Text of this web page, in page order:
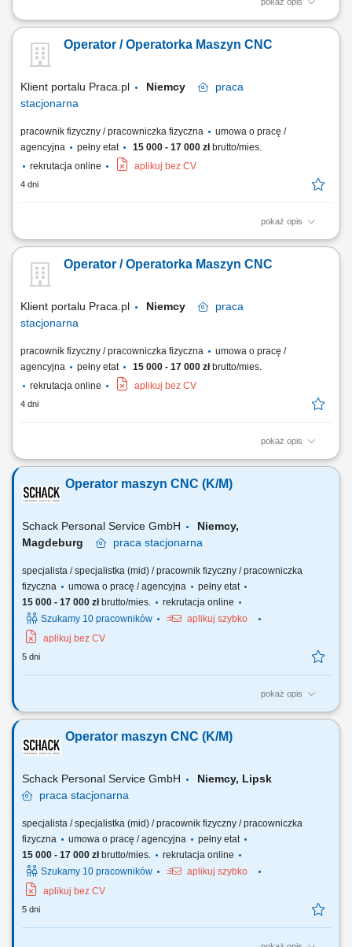
Samodzielna obsługa tokarek i frezarek CNC. Ustawianie parametrów
wykonywanych elementów zgodnie z rysunkiem technicznym.
Wprowadzanie bieżących korekt oraz wykonywanie podstawowej
Operator / Operatorka Maszyn CNC
Klient portalu Praca.pl Niemcy
praca
stacjonarna
pracownik fizyczny / pracowniczka fizyczna
umowa o pracę /
agencyjna
pełny etat 15 000 - 17 000 złbrutto/mies.
rekrutacja online
aplikuj bez CV
4 dni
pokaż opis
Samodzielna obsługa tokarek i frezarek CNC. Ustawianie parametrów
wykonywanych elementów zgodnie z rysunkiem technicznym.
Wprowadzanie bieżących korekt oraz wykonywanie podstawowej
Operator / Operatorka Maszyn CNC
Klient portalu Praca.pl Niemcy
praca
stacjonarna
pracownik fizyczny / pracowniczka fizyczna
umowa o pracę /
agencyjna
pełny etat 15 000 - 17 000 złbrutto/mies.
rekrutacja online
aplikuj bez CV
4 dni
pokaż opis
Samodzielna obsługa tokarek i frezarek CNC. Ustawianie parametrów
wykonywanych elementów zgodnie z rysunkiem technicznym.
Wprowadzanie bieżących korekt oraz wykonywanie podstawowej
Operator maszyn CNC (K/M)
Schack Personal Service GmbH
Niemcy,
Magdeburg
praca stacjonarna
specjalista / specjalistka (mid) / pracownik fizyczny / pracowniczka
fizyczna
umowa o pracę / agencyjna
pełny etat
15 000 - 17 000 złbrutto/mies.
rekrutacja online
Szukamy 10 pracowników
aplikuj szybko
aplikuj bez CV
5 dni
pokaż opis
Opis stanowiska: Samodzielna obsługa i nadzór nad pracą maszyn
monitorowanie procesu produkcji. Kontrola jakości wykonanych
elementów zgodnie z rysunkiem technicznym i normami. Wykonywanie
Operator maszyn CNC (K/M)
Schack Personal Service GmbH
Niemcy, Lipsk
praca stacjonarna
specjalista / specjalistka (mid) / pracownik fizyczny / pracowniczka
fizyczna
umowa o pracę / agencyjna
pełny etat
15 000 - 17 000 złbrutto/mies.
rekrutacja online
Szukamy 10 pracowników
aplikuj szybko
aplikuj bez CV
5 dni